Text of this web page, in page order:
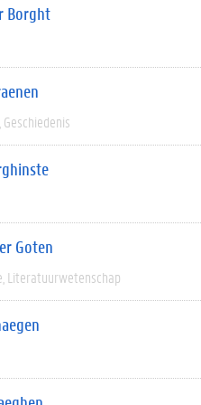
Borght
Geschiedenis
Goten
Literatuurwetenschap